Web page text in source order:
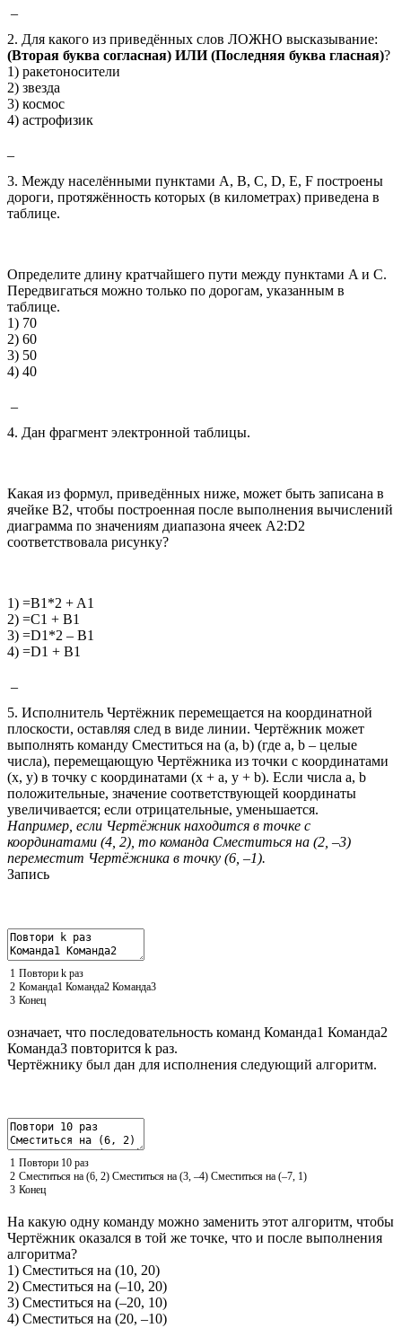
2. Для какого из приведённых слов ЛОЖНО высказывание:
(Вторая буква согласная) ИЛИ (Последняя буква гласная)?
1) ракетоносители
2) звезда
3) космос
4) астрофизик
3. Между населёнными пунктами A, B, C, D, E, F построены
дороги, протяжённость которых (в километрах) приведена в
таблице.
Определите длину кратчайшего пути между пунктами A и C.
Передвигаться можно только по дорогам, указанным в
таблице.
1) 70
2) 60
3) 50
4) 40
4. Дан фрагмент электронной таблицы.
Какая из формул, приведённых ниже, может быть записана в
ячейке В2, чтобы построенная после выполнения вычислений
диаграмма по значениям диапазона ячеек A2:D2
соответствовала рисунку?
1) =B1*2 + A1
2) =C1 + B1
3) =D1*2 – B1
4) =D1 + B1
5. Исполнитель Чертёжник перемещается на координатной
плоскости, оставляя след в виде линии. Чертёжник может
выполнять команду Сместиться на (a, b) (где a, b – целые
числа), перемещающую Чертёжника из точки с координатами
(x, y) в точку с координатами (x + a, y + b). Если числа a, b
положительные, значение соответствующей координаты
увеличивается; если отрицательные, уменьшается.
Например, если Чертёжник находится в точке с
координатами (4, 2), то команда Сместиться на (2, –3)
переместит Чертёжника в точку (6, –1).
Запись
1
2
3
Повтори k раз
Команда1 Команда2 Команда3
Конец
означает, что последовательность команд Команда1 Команда2
Команда3 повторится k раз.
Чертёжнику был дан для исполнения следующий алгоритм.
1
2
3
Повтори 10 раз
Сместиться на (6, 2) Сместиться на (3, –4) Сместиться на (–7, 1)
Конец
На какую одну команду можно заменить этот алгоритм, чтобы
Чертёжник оказался в той же точке, что и после выполнения
алгоритма?
1) Сместиться на (10, 20)
2) Сместиться на (–10, 20)
3) Сместиться на (–20, 10)
4) Сместиться на (20, –10)